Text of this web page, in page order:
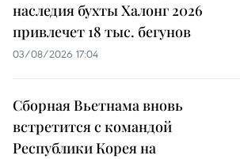
наследия бухты Халонг 2026
привлечет 18 тыс. бегунов
03/08/2026 17:04
Сборная Вьетнама вновь
встретится с командой
Республики Корея на